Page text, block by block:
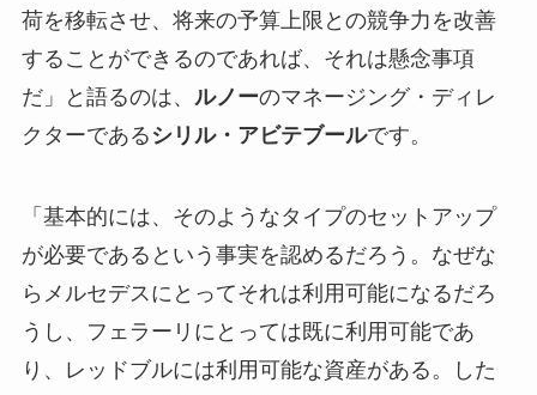
荷を移転させ、将来の予算上限との競争力を改善
することができるのであれば、それは懸念事項
だ」と語るのは、 ルノーのマネージング・ディレ
クターである シリル・アビテブールです。
「基本的には、そのようなタイプのセットアップ
が必要であるという事実を認めるだろう。なぜな
らメルセデスにとってそれは利用可能になるだろ
うし、フェラーリにとっては既に利用可能であ
り、レッドブルには利用可能な資産がある。した